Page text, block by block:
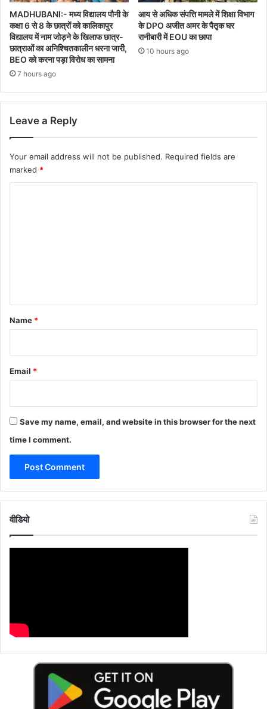
MADHUBANI:- मध्य विद्यालय पौनी के
कक्षा 6 से 8 के छात्रों को कालिकापुर
विद्यालय में नाम जोड़ने के खिलाफ छात्र-
छात्राओं का अनिश्चितकालीन धरना जारी,
BEO को करना पड़ा विरोध का सामना
7 hours ago
आय से अधिक संपत्ति मामले में शिक्षा विभाग
के DPO अजीत अमर के पैतृक घर
रानीबारी में EOU का छापा
10 hours ago
Leave a Reply
Your email address will not be published. Required fields are
marked *
*
Name *
Email *
Save my name, email, and website in this browser for the next
time I comment.
वीडियो